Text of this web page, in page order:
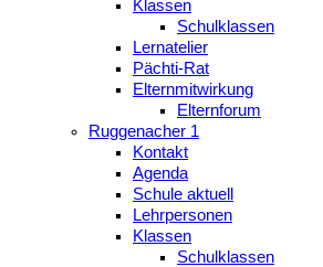
Klassen
Schulklassen
Lernatelier
Pächti-Rat
Elternmitwirkung
Elternforum
Ruggenacher 1
Kontakt
Agenda
Schule aktuell
Lehrpersonen
Klassen
Schulklassen